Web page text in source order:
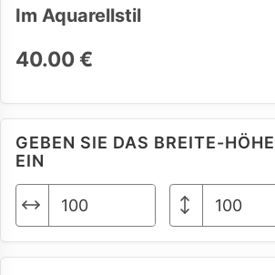
Im Aquarellstil
40.00 €
GEBEN SIE DAS BREITE-
EIN